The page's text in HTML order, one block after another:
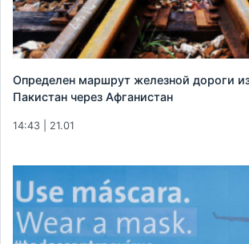
Определен маршрут железной дороги
Пакистан через Афганистан
14:43 | 21.01